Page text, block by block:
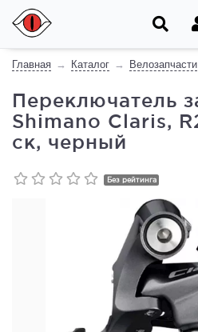
Главная Каталог Велозапчасти
Переключатель
Shimano Claris,
ск, черный
Без рейтинга